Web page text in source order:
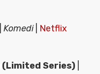
Komedi| Netflix
(Limited Series)